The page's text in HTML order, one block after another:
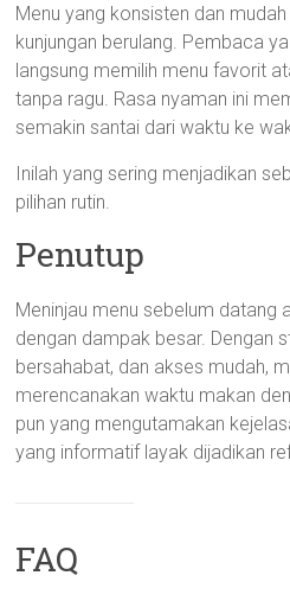
Menu yang konsisten dan
kunjungan berulang. Pembaca
langsung memilih menu favorit
tanpa ragu. Rasa nyaman ini
semakin santai dari waktu ke
Inilah yang sering menjadikan
pilihan rutin.
Penutup
Meninjau menu sebelum datang
dengan dampak besar. Dengan
bersahabat, dan akses mudah,
merencanakan waktu makan
pun yang mengutamakan
yang informatif layak dijadikan
FAQ